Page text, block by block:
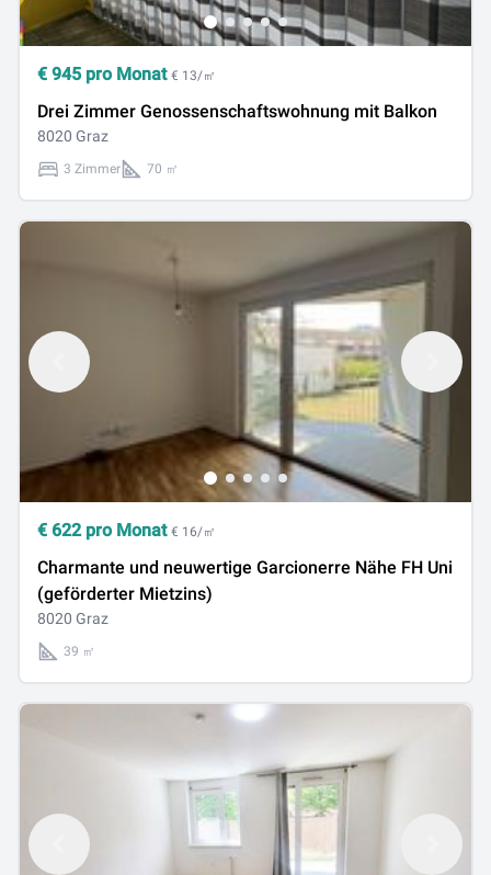
€ 945 pro Monat € 13/㎡
Drei Zimmer Genossenschaftswohnung mit Balkon
8020 Graz
3 Zimmer 70 ㎡
€ 622pro Monat € 16/㎡
Charmante und neuwertige Garcionerre Nähe FH Uni
(geförderter Mietzins)
8020 Graz
39 ㎡